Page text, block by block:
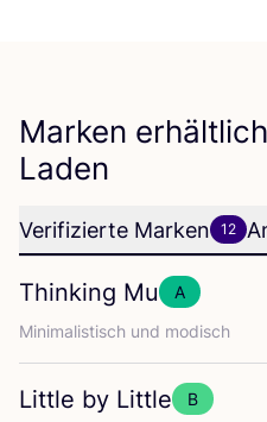
Marken
Laden
Verifizierte Marken 12
Thinking Mu
A
Mini­ma­lis­tisch und modisch
Little by Little
B